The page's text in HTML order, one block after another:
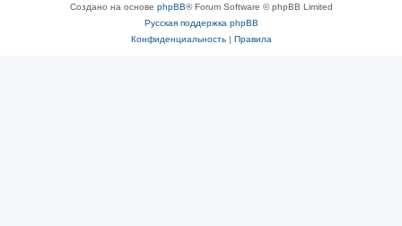
Создано на основе phpBB® Forum Software © phpBB Limited
Русская поддержка phpBB
Конфиденциальность| Правила